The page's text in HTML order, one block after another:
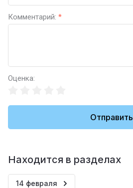
Комментарий: *
Оценка:
Отправить
Находится в разделах
14 февраля